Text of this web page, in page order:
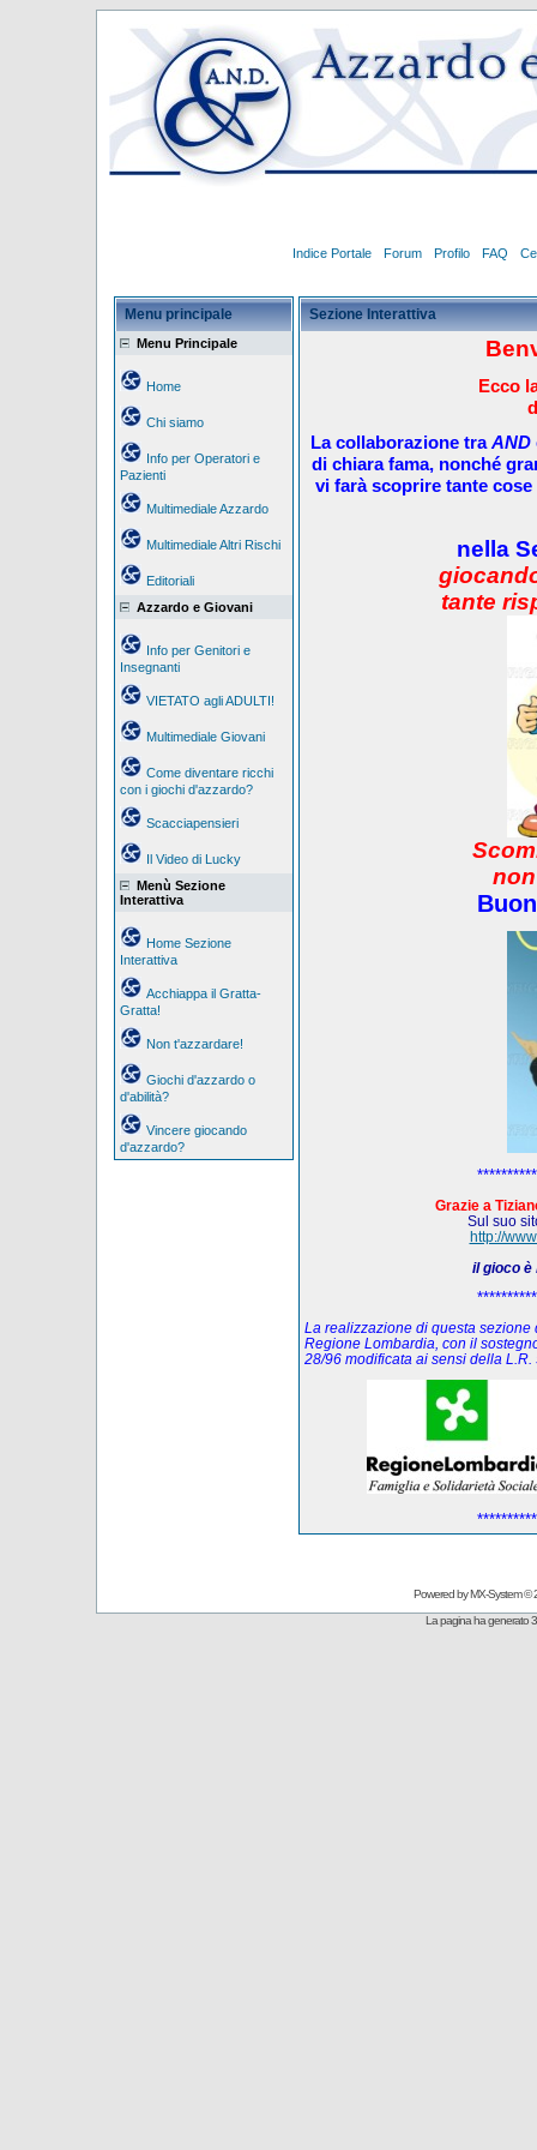
Indice Portale Forum Profilo FAQ
Menu principale
Menu Principale
Home
Chi siamo
Info per Operatori e
Pazienti
Multimediale Azzardo
Multimediale Altri Rischi
Editoriali
Azzardo e Giovani
Info per Genitori e
Insegnanti
VIETATO agli ADULTI!
Multimediale Giovani
Come diventare ricchi
con i giochi d'azzardo?
Scacciapensieri
Il Video di Lucky
Menù Sezione
Interattiva
Home Sezione
Interattiva
Acchiappa il Gratta-
Gratta!
Non t'azzardare!
Giochi d'azzardo o
d'abilità?
Vincere giocando
d'azzardo?
Sezione Interattiva
Ecco
La collaborazione traAND
di chiara fama, nonché
vi farà scoprire tante
nella
tante
Grazie a
Sul suo
http://
il gioco è
La realizzazione di questa sezione
Regione Lombardia, con il
28/96 modificata ai sensi della
Powered byMX-System©
La pagina ha generato